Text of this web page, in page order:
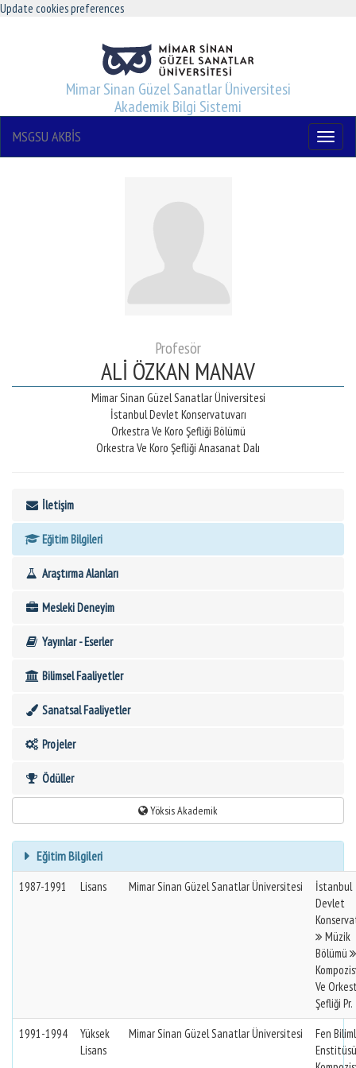
Update cookies preferences
Mimar Sinan Güzel Sanatlar Üniversitesi
Akademik Bilgi Sistemi
Menu
MSGSU AKBİS
Profesör
ALİ ÖZKAN MANAV
Mimar Sinan Güzel Sanatlar Üniversitesi
İstanbul Devlet Konservatuvarı
Orkestra Ve Koro Şefliği Bölümü
Orkestra Ve Koro Şefliği Anasanat Dalı
İletişim
Eğitim Bilgileri
Araştırma Alanları
Mesleki Deneyim
Yayınlar - Eserler
Bilimsel Faaliyetler
Sanatsal Faaliyetler
Projeler
Ödüller
Yöksis Akademik
Eğitim Bilgileri
1987-1991 Lisans Mimar Sinan Güzel Sanatlar Üniversitesi
İstanbul
Devlet
Müzik
Bölümü
Ve
Şefliği Pr.
1991-1994
Yüksek
Lisans
Mimar Sinan Güzel Sanatlar Üniversitesi
Fen